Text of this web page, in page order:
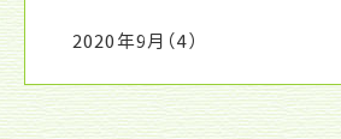
2020年9月 （4）